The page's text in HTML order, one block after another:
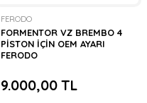
FERODO
FORMENTOR VZ BREMBO 4
PİSTON İÇİN OEM AYARI
FERODO
9.000,00 TL